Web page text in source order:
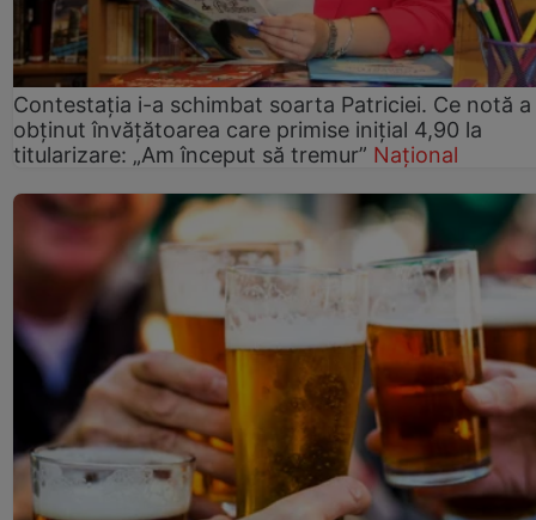
Contestația i-a schimbat soarta Patriciei. Ce notă a
obținut învățătoarea care primise inițial 4,90 la
titularizare: „Am început să tremur” Național